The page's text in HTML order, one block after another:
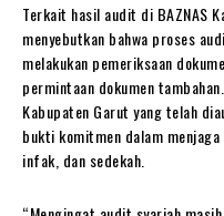
Terkait hasil audit di BAZNAS
menyebutkan bahwa proses
melakukan pemeriksaan
permintaan dokumen
Kabupaten Garut yang telah
bukti komitmen dalam
infak, dan sedekah.